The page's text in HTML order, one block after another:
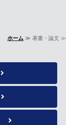
ホーム ≫ 著書・論文 ≫